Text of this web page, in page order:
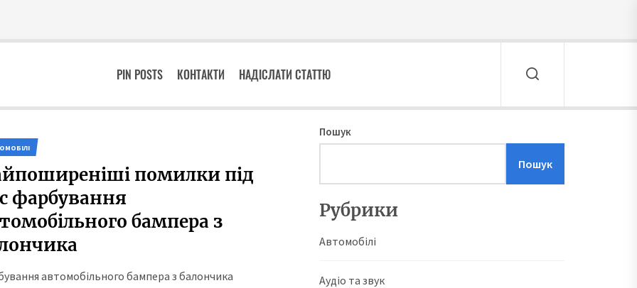
PIN POSTS КОНТАКТИ НАДІСЛАТИ СТАТТЮ
помилки під
фарбування
бампера з
автомобільного бампера з балончика
Пошук
Пошук
Рубрики
Автомобілі
Аудіо та звук